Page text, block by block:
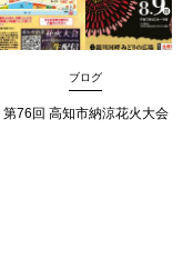
ブログ
第76回 高知市納涼花火大会